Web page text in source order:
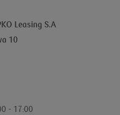
Leasing S.A
10
- 17:00